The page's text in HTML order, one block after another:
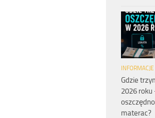
INFORMACJE
Gdzie
2026 roku
materac?